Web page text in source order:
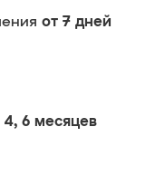
от 7 дней
4, 6 месяцев